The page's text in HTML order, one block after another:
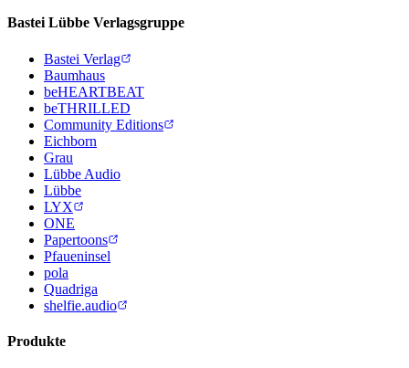
Bastei Lübbe Verlagsgruppe
Bastei Verlag
Baumhaus
beHEARTBEAT
beTHRILLED
Community Editions
Eichborn
Grau
Lübbe Audio
Lübbe
LYX
ONE
Papertoons
Pfaueninsel
pola
Quadriga
shelfie.audio
Produkte